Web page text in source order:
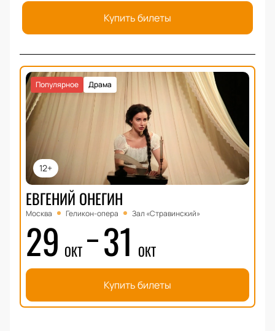
Купить билеты
12+
Драма
Популярное
ЕВГЕНИЙ ОНЕГИН
Москва Геликон-опера Зал «Стравинский»
29 ОКТ 31 ОКТ
Купить билеты